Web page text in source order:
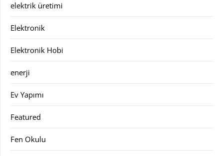
elektrik üretimi
Elektronik
Elektronik Hobi
enerji
Ev Yapımı
Featured
Fen Okulu